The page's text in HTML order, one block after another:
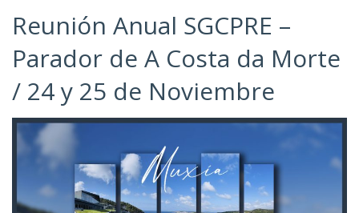
Reunión Anual SGCPRE –
Parador de A Costa da Morte
/ 24 y 25 de Noviembre